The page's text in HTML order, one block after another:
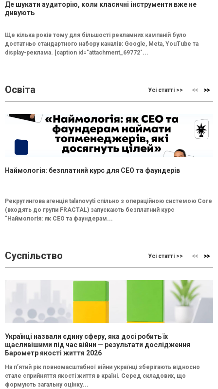
Де шукати аудиторію, коли класичні інструменти вже не
дивують
Ще кілька років тому для більшості рекламних кампаній було
достатньо стандартного набору каналів: Google, Meta, YouTube та
display-реклама. [caption id="attachment_69772"...
Освіта Усі статті >>
Наймологія: безплатний курс для CEO та фаундерів
Рекрутингова агенція talanovyti спільно з операційною системою Core
(входять до групи FRACTAL) запускають безплатний курс
"Наймологія: як СEO та фаундерам...
Суспільство Усі статті >>
Українці назвали єдину сферу, яка досі робить їх
щасливішими під час війни — результати дослідження
Барометр якості життя 2026
На п’ятий рік повномасштабної війни українці зберігають відносно
стале сприйняття якості життя в країні. Серед складових, що
формують загальну оцінку...